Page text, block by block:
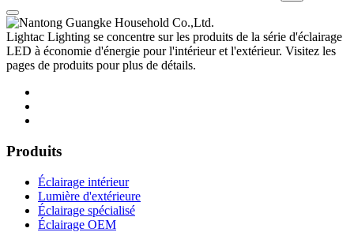
Lightac Lighting se concentre sur les produits de la série d'éclairage
LED à économie d'énergie pour l'intérieur et l'extérieur. Visitez les
pages de produits pour plus de détails.
Produits
Éclairage intérieur
Lumière d'extérieure
Éclairage spécialisé
Éclairage OEM